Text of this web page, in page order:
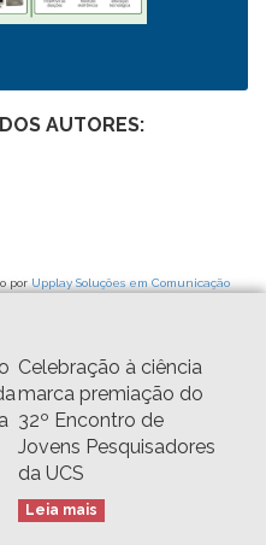
AUTORES:
por Upplay Soluções em Comunicação
Celebração à ciência
marca premiação do
32º Encontro de
Jovens Pesquisadores
da UCS
Leia mais